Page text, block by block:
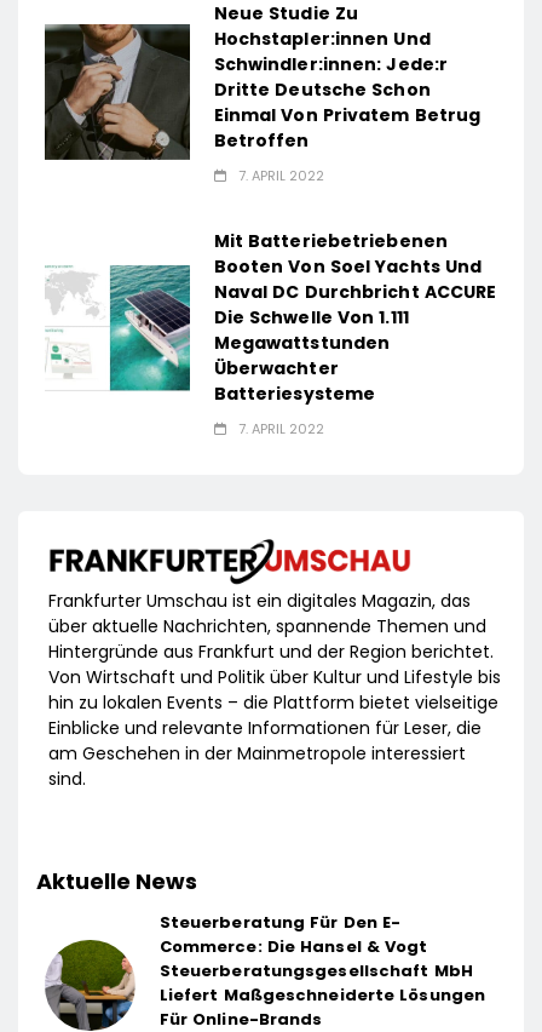
Neue Studie Zu
Hochstapler:innen Und
Schwindler:innen: Jede:r
Dritte Deutsche Schon
Einmal Von Privatem Betrug
Betroffen
7. APRIL 2022
Mit Batteriebetriebenen
Booten Von Soel Yachts Und
Naval DC Durchbricht ACCURE
Die Schwelle Von 1.111
Megawattstunden
Überwachter
Batteriesysteme
7. APRIL 2022
Frankfurter Umschau ist ein digitales Magazin, das
über aktuelle Nachrichten, spannende Themen und
Hintergründe aus Frankfurt und der Region berichtet.
Von Wirtschaft und Politik über Kultur und Lifestyle bis
hin zu lokalen Events – die Plattform bietet vielseitige
Einblicke und relevante Informationen für Leser, die
am Geschehen in der Mainmetropole interessiert
sind.
Aktuelle News
Steuerberatung Für Den E-
Commerce: Die Hansel & Vogt
Steuerberatungsgesellschaft MbH
Liefert Maßgeschneiderte Lösungen
Für Online-Brands